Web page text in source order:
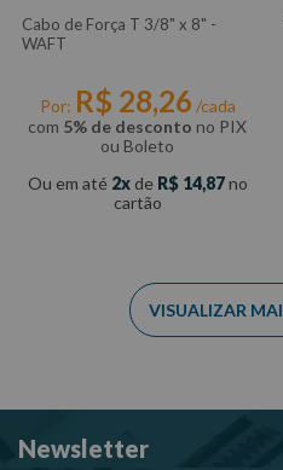
Cabo de Força T 3/8" x 8" -
WAFT
Por: R$ 28,26 /cada
com 5% de desconto no PIX
ou Boleto
Ou em até 2 de R$ 14,87no
cartão
Newsletter